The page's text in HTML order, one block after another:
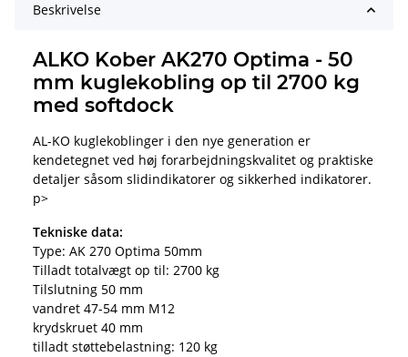
Beskrivelse
ALKO Kober AK270 Optima - 50
mm kuglekobling op til 2700 kg
med softdock
AL-KO kuglekoblinger i den nye generation er
kendetegnet ved høj forarbejdningskvalitet og praktiske
detaljer såsom slidindikatorer og sikkerhed indikatorer.
p>
Tekniske data:
Type: AK 270 Optima 50mm
Tilladt totalvægt op til: 2700 kg
Tilslutning 50 mm
vandret 47-54 mm M12
krydskruet 40 mm
tilladt støttebelastning: 120 kg